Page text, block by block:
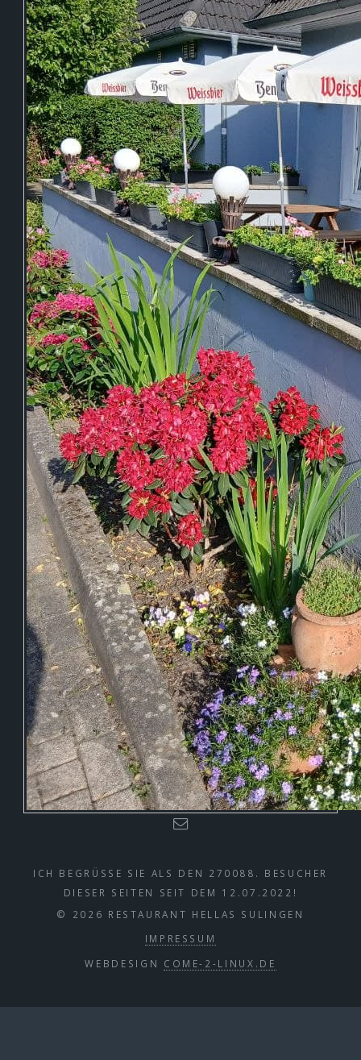
ICH BEGRÜSSE SIE ALS DEN 270088. BESUCHER
DIESER SEITEN SEIT DEM 12.07.2022!
© 2026 RESTAURANT HELLAS SULINGEN
IMPRESSUM
WEBDESIGN COME-2-LINUX.DE